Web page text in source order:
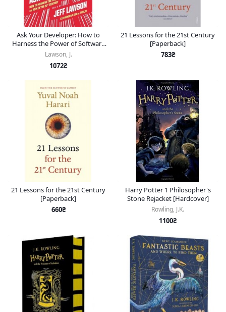
Ask Your Developer: How to
Harness the Power of Software
Developers and Win in the 21st
Century
Lawson, J.
1072₴
21 Lessons for the 21st Century
[Paperback]
783₴
21 Lessons for the 21st Century
[Paperback]
660₴
Harry Potter 1 Philosopher's
Stone Rejacket [Hardcover]
Rowling, J.K.
1100₴